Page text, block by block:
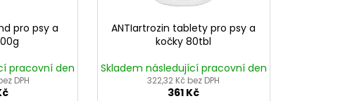
pro psy a
pracovní den
DPH
ANTIartrozin tablety pro psy a
kočky 80tbl
Skladem následující pracovní den
322,32 Kč bez DPH
361 Kč